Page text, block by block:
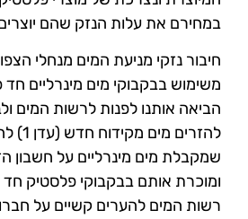
במחירם את עלות הנזק שהם
חיבור נזקי מניעת המים מנחלי
משימוש בבקבוקי מים מינרליים
הביאה אותנו לפנות לרשות המים
להזרים
שמקבלת מים מינרליים על חשבון
ומוכרת אותם בבקבוקי פלסטיק חד
רשות המים להערים קשיים על